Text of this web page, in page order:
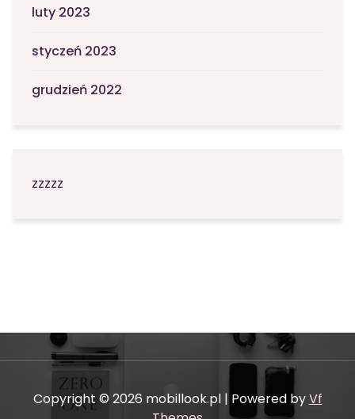
luty 2023
styczeń 2023
grudzień 2022
zzzzz
Copyright © 2026 mobillook.pl | Powered byVf